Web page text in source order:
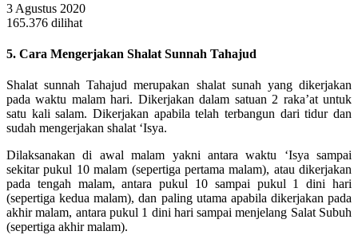
3 Agustus 2020
165.376 dilihat
5. Cara Mengerjakan Shalat Sunnah Tahajud
Shalat sunnah Tahajud merupakan shalat sunah yang dikerjakan
pada waktu malam hari. Dikerjakan dalam satuan 2 raka’at untuk
satu kali salam. Dikerjakan apabila telah terbangun dari tidur dan
sudah mengerjakan shalat ‘Isya.
Dilaksanakan di awal malam yakni antara waktu ‘Isya sampai
sekitar pukul 10 malam (sepertiga pertama malam), atau dikerjakan
pada tengah malam, antara pukul 10 sampai pukul 1 dini hari
(sepertiga kedua malam), dan paling utama apabila dikerjakan pada
akhir malam, antara pukul 1 dini hari sampai menjelang Salat Subuh
(sepertiga akhir malam).